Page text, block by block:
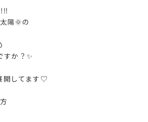
陽🌞の
すか？✨
開してます♡